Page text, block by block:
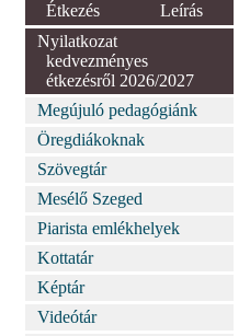
Étkezés
Leírás
Nyilatkozat
kedvezményes
étkezésről 2026/2027
Megújuló pedagógiánk
Öregdiákoknak
Szövegtár
Mesélő Szeged
Piarista emlékhelyek
Kottatár
Képtár
Videótár